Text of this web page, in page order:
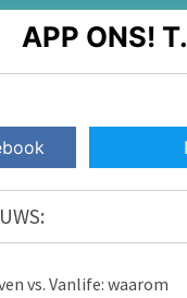
APP ONS! T.
vs. Vanlife: waarom